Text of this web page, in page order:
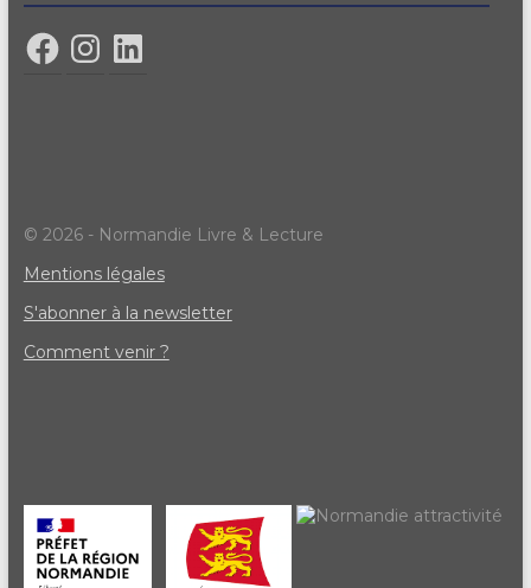
© 2026 - Normandie Livre & Lecture
Mentions légales
S'abonner à la newsletter
Comment venir ?